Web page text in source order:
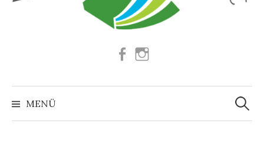
Facebook
MENÜ
Suchen
nach: